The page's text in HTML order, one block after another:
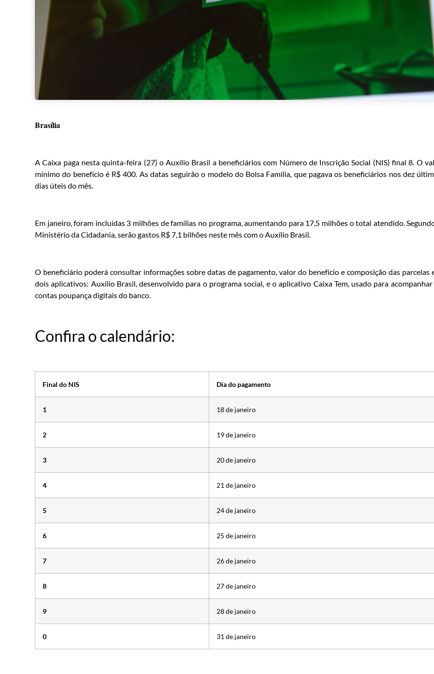
Brasília
A Caixa paga nesta quinta-feira (27) o Auxílio Brasil a beneficiários com Número de Inscrição Social (NIS) final 8. O
mínimo do benefício é R$ 400. As datas seguirão o modelo do Bolsa Família, que pagava os beneficiários nos dez
dias úteis do mês.
Em janeiro, foram incluídas 3 milhões de famílias no programa, aumentando para 17,5 milhões o total atendido.
Ministério da Cidadania, serão gastos R$ 7,1 bilhões neste mês com o Auxílio Brasil.
O beneficiário poderá consultar informações sobre datas de pagamento, valor do benefício e composição das parcelas
dois aplicativos: Auxílio Brasil, desenvolvido para o programa social, e o aplicativo Caixa Tem, usado para acompanhar
contas poupança digitais do banco.
Confira o calendário:
Final do NIS Dia do pagamento
1 18 de janeiro
2 19 de janeiro
3 20 de janeiro
4 21 de janeiro
5 24 de janeiro
6 25 de janeiro
7 26 de janeiro
8 27 de janeiro
9 28 de janeiro
0 31 de janeiro